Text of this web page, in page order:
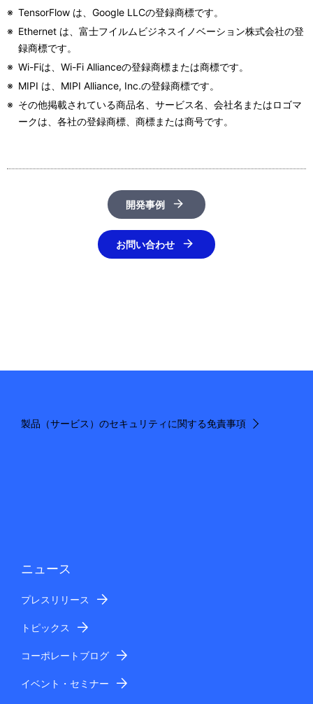
※ TensorFlow は、Google LLCの登録商標です。
※ Ethernet は、富士フイルムビジネスイノベーション株式会社の登
録商標です。
※ Wi-Fiは、Wi-Fi Allianceの登録商標または商標です。
※ MIPI は、MIPI Alliance, Inc.の登録商標です。
※ その他掲載されている商品名、サービス名、会社名またはロゴマ
ークは、各社の登録商標、商標または商号です。
開発事例
お問い合わせ
製品（サービス）のセキュリティに関する免責事項
ニュース
プレスリリース
トピックス
コーポレートブログ
イベント・セミナー